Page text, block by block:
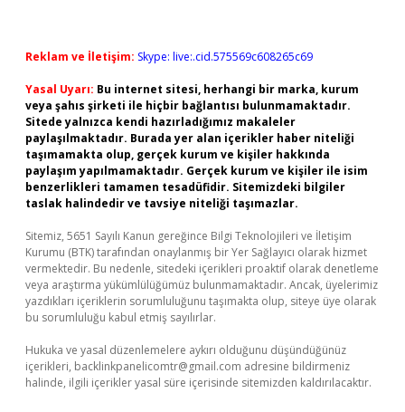
Reklam ve İletişim: Skype: live:.cid.575569c608265c69
Yasal Uyarı: Bu internet sitesi, herhangi bir marka, kurum
veya şahıs şirketi ile hiçbir bağlantısı bulunmamaktadır.
Sitede yalnızca kendi hazırladığımız makaleler
paylaşılmaktadır. Burada yer alan içerikler haber niteliği
taşımamakta olup, gerçek kurum ve kişiler hakkında
paylaşım yapılmamaktadır. Gerçek kurum ve kişiler ile isim
benzerlikleri tamamen tesadüfidir. Sitemizdeki bilgiler
taslak halindedir ve tavsiye niteliği taşımazlar.
Sitemiz, 5651 Sayılı Kanun gereğince Bilgi Teknolojileri ve İletişim
Kurumu (BTK) tarafından onaylanmış bir Yer Sağlayıcı olarak hizmet
vermektedir. Bu nedenle, sitedeki içerikleri proaktif olarak denetleme
veya araştırma yükümlülüğümüz bulunmamaktadır. Ancak, üyelerimiz
yazdıkları içeriklerin sorumluluğunu taşımakta olup, siteye üye olarak
bu sorumluluğu kabul etmiş sayılırlar.
Hukuka ve yasal düzenlemelere aykırı olduğunu düşündüğünüz
içerikleri, backlinkpanelicomtr@gmail.com adresine bildirmeniz
halinde, ilgili içerikler yasal süre içerisinde sitemizden kaldırılacaktır.